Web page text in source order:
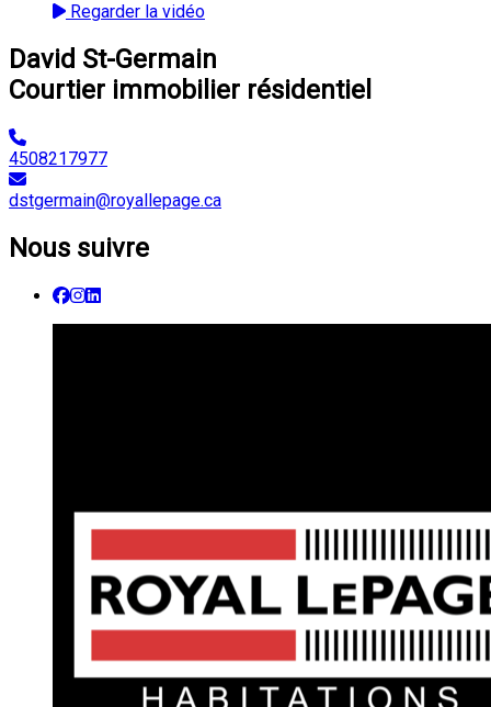
Regarder la vidéo
David St-Germain
Courtier immobilier résidentiel
4508217977
dstgermain@royallepage.ca
Nous suivre